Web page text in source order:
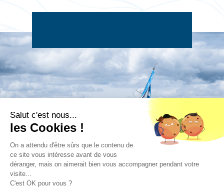
© 2020 LABORATOIRES GILBERT
Salut c'est nous...
les Cookies !
On a attendu d'être sûrs que le contenu de
ce site vous intéresse avant de vous
déranger, mais on aimerait bien vous accompagner pendant votre
visite...
C'est OK pour vous ?